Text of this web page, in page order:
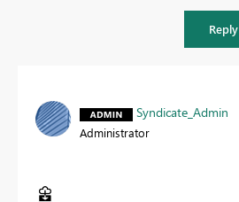
Reply
Syndicate_Admin
Administrator